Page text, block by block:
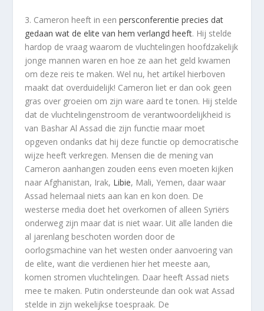
3. Cameron heeft in eenpersconferentie precies dat
gedaan wat de elite van hem verlangd heeft. Hij stelde
hardop de vraag waarom de vluchtelingen hoofdzakelijk
jonge mannen waren en hoe ze aan het geld kwamen
om deze reis te maken. Wel nu, het artikel hierboven
maakt dat overduidelijk! Cameron liet er dan ook geen
gras over groeien om zijn ware aard te tonen. Hij stelde
dat de vluchtelingenstroom de verantwoordelijkheid is
van Bashar Al Assad die zijn functie maar moet
opgeven ondanks dat hij deze functie op democratische
wijze heeft verkregen. Mensen die de mening van
Cameron aanhangen zouden eens even moeten kijken
naar Afghanistan, Irak, Libie, Mali, Yemen, daar waar
Assad helemaal niets aan kan en kon doen. De
westerse media doet het overkomen of alleen Syriërs
onderweg zijn maar dat is niet waar. Uit alle landen die
al jarenlang beschoten worden door de
oorlogsmachine van het westen onder aanvoering van
de elite, want die verdienen hier het meeste aan,
komen stromen vluchtelingen. Daar heeft Assad niets
mee te maken. Putin ondersteunde dan ook wat Assad
stelde in zijn wekelijkse toespraak. De